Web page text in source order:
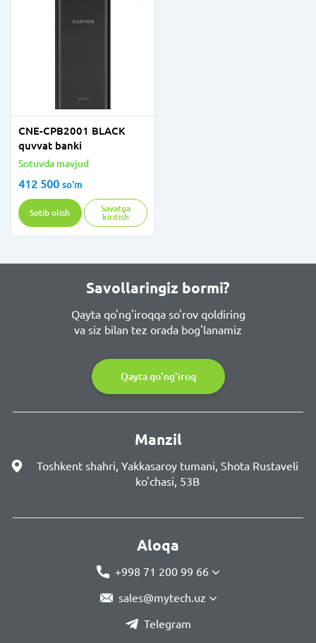
CNE-CPB2001 BLACK
quvvat banki
Sotuvda mavjud
412 500 so'm
Sotib olish
Savatga
kiritish
Savollaringiz bormi?
Qayta qo'ng'iroqqa so'rov qoldiring
va siz bilan tez orada bog'lanamiz
Qayta qo'ng'iroq
Manzil
Toshkent shahri, Yakkasaroy tumani, Shota Rustaveli
ko'chasi, 53B
Aloqa
+998 71 200 99 66
sales@mytech.uz
Telegram